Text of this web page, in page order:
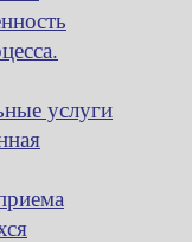
услуги